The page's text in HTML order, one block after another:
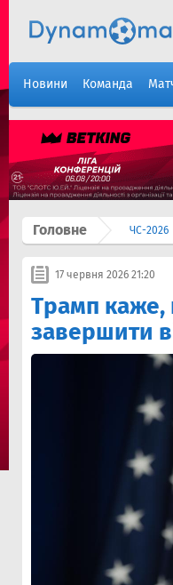
Новини Команда
Головне ЧС-2026
17 червня 2026 21:20
Трамп каже,
завершити